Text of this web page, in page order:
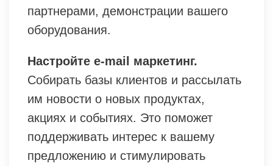
партнерами, демонстрации вашего
оборудования.
Настройте e-mail маркетинг.
Собирать базы клиентов и рассылать
им новости о новых продуктах,
акциях и событиях. Это поможет
поддерживать интерес к вашему
предложению и стимулировать